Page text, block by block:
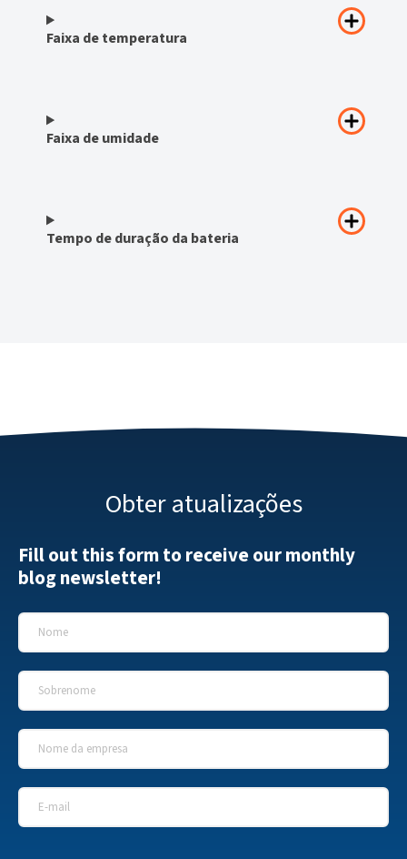
Faixa de temperatura
Faixa de umidade
Tempo de duração da bateria
Obter atualizações
Fill out this form to receive our monthly
blog newsletter!
Nome
Sobrenome
Nome da empresa
E-mail